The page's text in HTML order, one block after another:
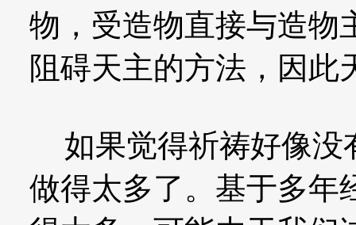
物，受造物直接与造物
阻碍天主的方法，因此
如果觉得祈祷好像没
做得太多了。基于多年